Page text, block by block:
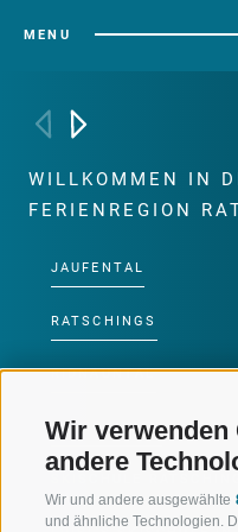
Wir verwenden
andere
Wir und andere ausgewählte
und ähnliche Technologien.
MENU
WILLKOMMEN IN
FERIENREGION
JAUFENTAL
RATSCHINGS
RIDNAUNTAL
BERGBAHNEN
SKISCHULE